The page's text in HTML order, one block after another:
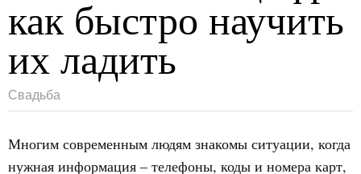
как быстро научить
их ладить
Свадьба
Многим современным людям знакомы ситуации, когда
нужная информация – телефоны, коды и номера карт,